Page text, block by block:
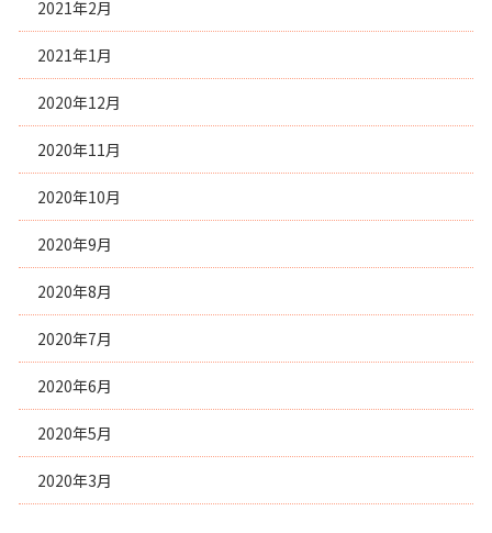
2021年2月
2021年1月
2020年12月
2020年11月
2020年10月
2020年9月
2020年8月
2020年7月
2020年6月
2020年5月
2020年3月